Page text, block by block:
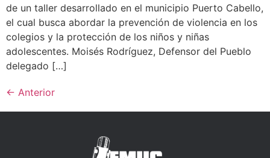
de un taller desarrollado en el municipio Puerto Cabello,
el cual busca abordar la prevención de violencia en los
colegios y la protección de los niños y niñas
adolescentes. Moisés Rodríguez, Defensor del Pueblo
delegado […]
← Anterior